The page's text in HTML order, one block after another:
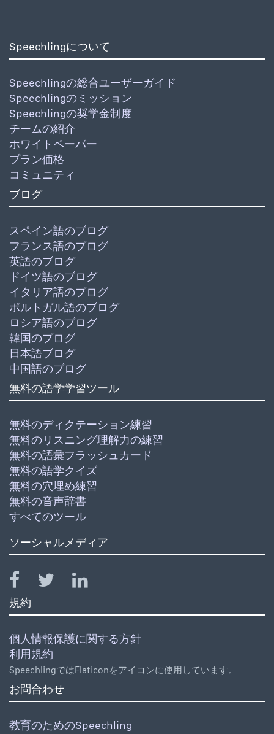
Speechlingについて
Speechlingの総合ユーザーガイド
Speechlingのミッション
Speechlingの奨学金制度
チームの紹介
ホワイトペーパー
プラン価格
コミュニティ
ブログ
スペイン語のブログ
フランス語のブログ
英語のブログ
ドイツ語のブログ
イタリア語のブログ
ポルトガル語のブログ
ロシア語のブログ
韓国のブログ
日本語ブログ
中国語のブログ
無料の語学学習ツール
無料のディクテーション練習
無料のリスニング理解力の練習
無料の語彙フラッシュカード
無料の語学クイズ
無料の穴埋め練習
無料の音声辞書
すべてのツール
ソーシャルメディア
規約
個人情報保護に関する方針
利用規約
SpeechlingではFlaticonをアイコンに使用しています。
お問合わせ
教育のためのSpeechling